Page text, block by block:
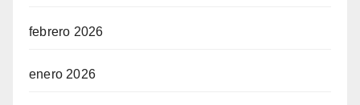
febrero 2026
enero 2026